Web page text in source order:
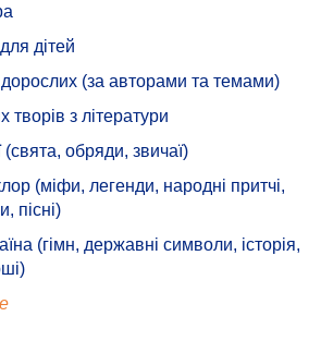
дітей
дорослих (за авторами та темами)
з літератури
(свята, обряди, звичаї)
(міфи, легенди, народні притчі,
пісні)
(гімн, державні символи, історія,